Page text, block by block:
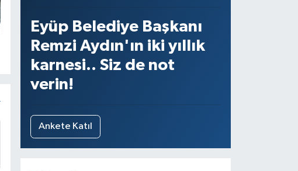
Eyüp Belediye Başkanı
Remzi Aydın'ın iki yıllık
karnesi.. Siz de not
verin!
Ankete Katıl